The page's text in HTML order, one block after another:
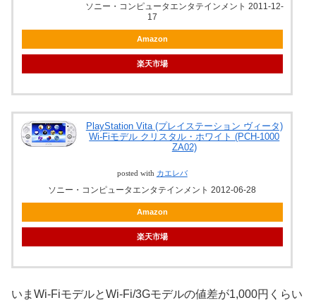
ソニー・コンピュータエンタテインメント 2011-12-
17
Amazon
楽天市場
PlayStation Vita (プレイステーション ヴィータ)
Wi‐Fiモデル クリスタル・ホワイト (PCH-1000
ZA02)
posted with カエレバ
ソニー・コンピュータエンタテインメント 2012-06-28
Amazon
楽天市場
いまWi-FiモデルとWi-Fi/3Gモデルの値差が1,000円くらい